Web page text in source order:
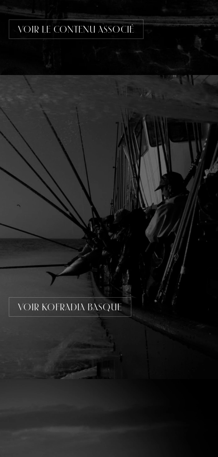
VOIR LE CONTENU ASSOCIÉ
VOIR KOFRADIA BASQUE